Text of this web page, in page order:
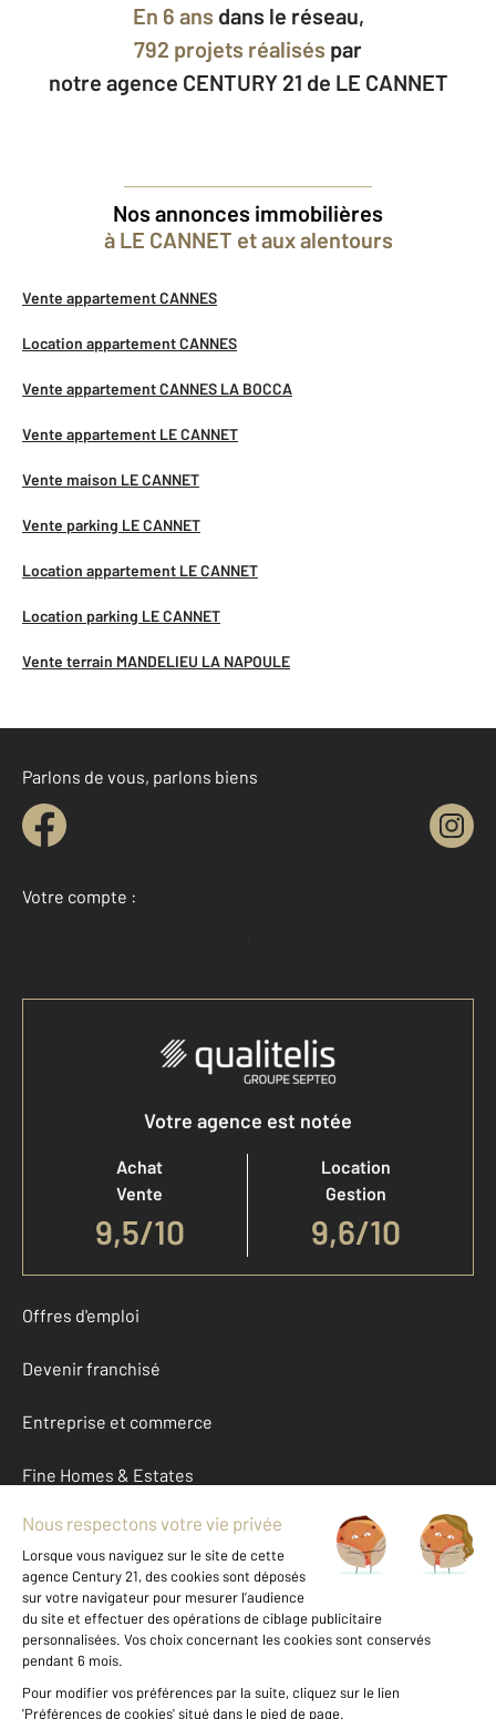
En 6 ans dans le réseau,
792 projets réalisés par
notre agence CENTURY 21 de LE CANNET
Nos annonces immobilières
à LE CANNET et aux alentours
Vente appartement CANNES
Location appartement CANNES
Vente appartement CANNES LA BOCCA
Vente appartement LE CANNET
Vente maison LE CANNET
Vente parking LE CANNET
Location appartement LE CANNET
Location parking LE CANNET
Vente terrain MANDELIEU LA NAPOULE
Parlons de vous, parlons biens
Votre compte :
Accéder à mon compte
Votre agence est notée
Achat
Vente
9,5/10
Location
Gestion
9,6/10
Offres d'emploi
Devenir franchisé
Entreprise et commerce
Fine Homes & Estates
À propos
International
Nous contacter